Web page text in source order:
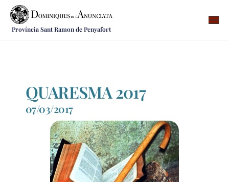
Província Sant Ramon de Penyafort
Qui som
Vocacions
QUARESMA 2017
07/03/2017